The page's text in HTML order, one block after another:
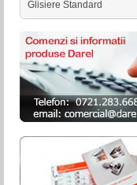
Glisiere Standard